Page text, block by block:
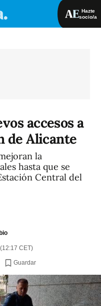
Hazte
socio/a
accesos a
de Alicante
la
hasta que se
Central del
CET)
Guardar